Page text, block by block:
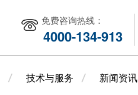
免费咨询热线：
4000-134-913
技术与服务 新闻资讯